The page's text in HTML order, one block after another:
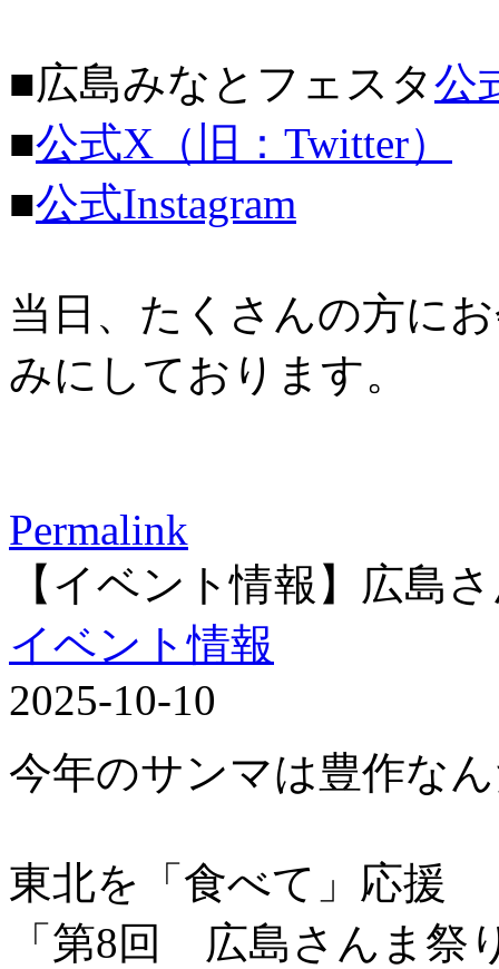
■広島みなとフェスタ公
■公式X（旧：Twitter）
■公式Instagram
当日、たくさんの方に
みにしております。
Permalink
【イベント情報】広島
イベント情報
2025-10-10
今年のサンマは豊作な
東北を「食べて」応援
「第8回 広島さんま祭